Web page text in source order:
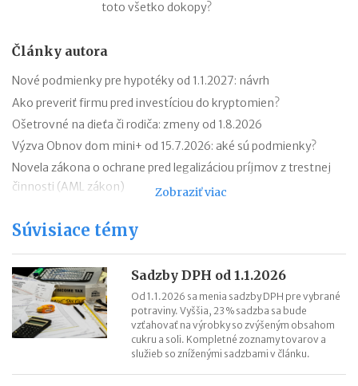
toto všetko dokopy?
Články autora
Nové podmienky pre hypotéky od 1.1.2027: návrh
Ako preveriť firmu pred investíciou do kryptomien?
Ošetrovné na dieťa či rodiča: zmeny od 1.8.2026
Výzva Obnov dom mini+ od 15.7.2026: aké sú podmienky?
Novela zákona o ochrane pred legalizáciou príjmov z trestnej
činnosti (AML zákon)
Sviatok sv. Cyrila a Metoda 2026 už bez zatvorených obchodov
Nabíjanie elektromobilu v zahraničí: roaming, aplikácie,
plánovanie cesty
ChatGPT, Gemini a ďalšie AI nástroje: daňové povinnosti pri
predplatnom
Zvýšenie pokút za priestupky od 15.7.2026
Zobraziť viac
Súvisiace témy
Sadzby DPH od 1.1.2026
Od 1.1.2026 sa menia sadzby DPH pre vybrané
potraviny. Vyššia, 23 % sadzba sa bude
vzťahovať na výrobky so zvýšeným obsahom
cukru a soli. Kompletné zoznamy tovarov a
služieb so zníženými sadzbami v článku.